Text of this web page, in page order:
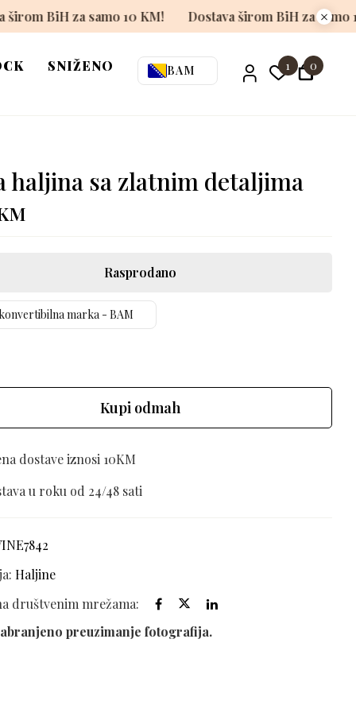
Dostava širom BiH za samo 10 KM! Dostava širom
SNIŽENO BAM 1 0
haljina sa zlatnim detaljima
Rasprodano
marka - BAM
Kupi odmah
dostave iznosi 10KM
u roku od 24/48 sati
Haljine
društvenim mrežama:
preuzimanje fotografija.